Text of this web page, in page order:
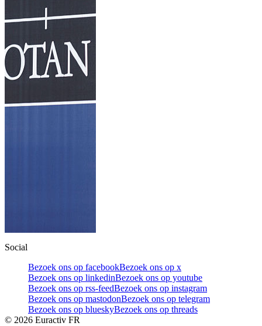
Social
Bezoek ons op facebookBezoek ons op x
Bezoek ons op linkedinBezoek ons op youtube
Bezoek ons op rss-feedBezoek ons op instagram
Bezoek ons op mastodonBezoek ons op telegram
Bezoek ons op blueskyBezoek ons op threads
© 2026 Euractiv FR